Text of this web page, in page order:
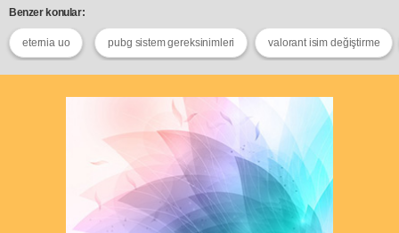
Benzer konular:
eternia uo pubg sistem gereksinimleri valorant isim değiştirme